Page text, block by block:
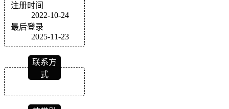
注册时间
2022-10-24
最后登录
2025-11-23
联系方
式